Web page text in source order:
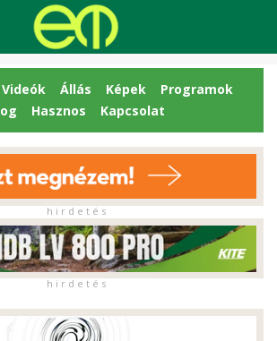
Videók Állás Képek
Programok
Hasznos Kapcsolat
h i r d e t é s
h i r d e t é s